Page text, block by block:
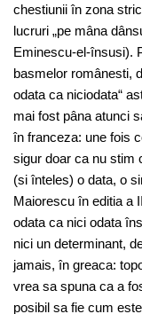
chestiunii în zona
lucruri „pe mâna
Eminescu-el-însusi).
basmelor românesti,
odata ca niciodata“
mai fost pâna atunci
în franceza: une fois
sigur doar ca nu stim
(si înteles) o data, o
Maiorescu în editia a
odata ca nici odata
nici un determinant,
jamais, în greaca:
vrea sa spuna ca a
posibil sa fie cum